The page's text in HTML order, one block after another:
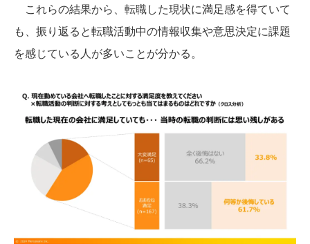
これらの結果から、転職した現状に満足感を得ていて
も、振り返ると転職活動中の情報収集や意思決定に課題
を感じている人が多いことが分かる。